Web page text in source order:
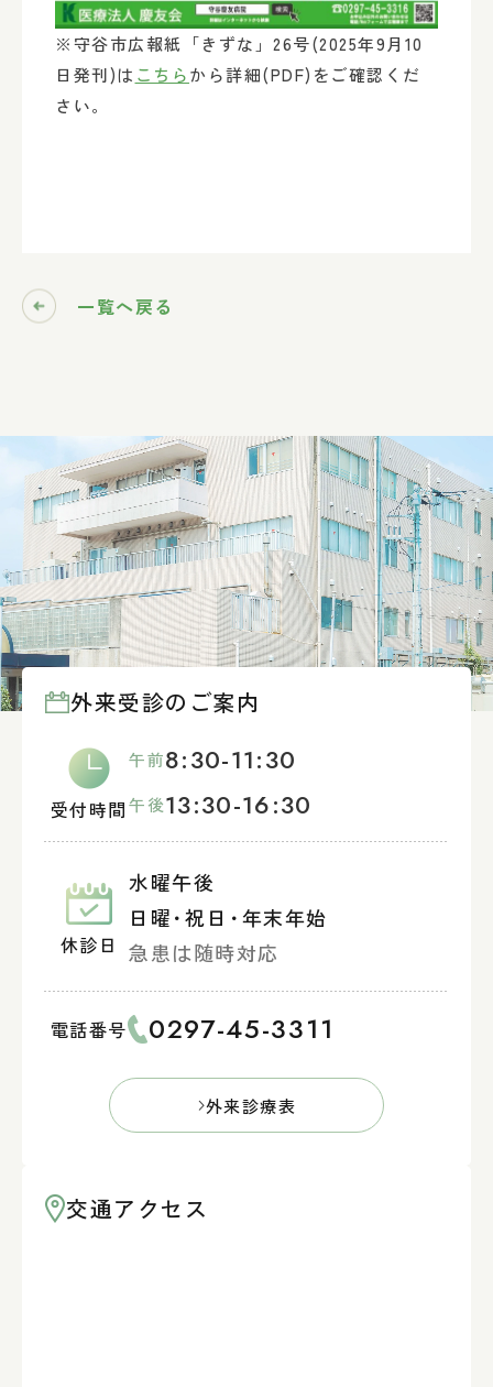
※守谷市広報紙「きずな」26号(2025年9月10
日発刊)は こちらから詳細(PDF)をご確認くだ
さい。
一覧へ戻る
外来受診のご案内
受付時間
午前8:30-11:30
午後13:30-16:30
休診日
水曜午後
日曜・祝日 ・年末年始
急患は随時対応
電話番号 0297-45-3311
外来診療表
交通アクセス